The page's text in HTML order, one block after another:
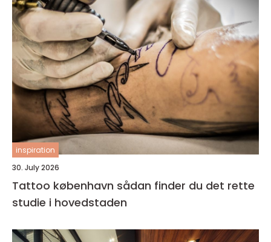
inspiration
30. July 2026
Tattoo københavn sådan finder du det rette
studie i hovedstaden